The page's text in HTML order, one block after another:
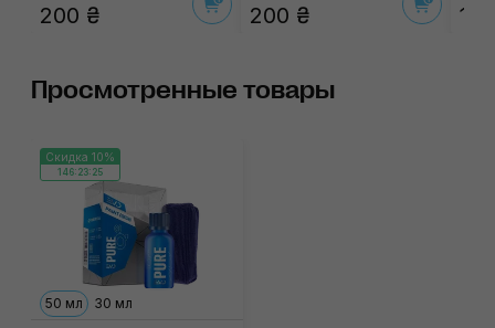
200 ₴ 200 ₴
Просмотренные товары
Скидка 10%
146:23:25
50 мл 30 мл